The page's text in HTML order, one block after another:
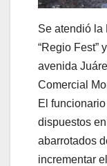
Se atendió la
“Regio Fest”
avenida
Comercial
El
dispuestos
abarrotados
incrementar